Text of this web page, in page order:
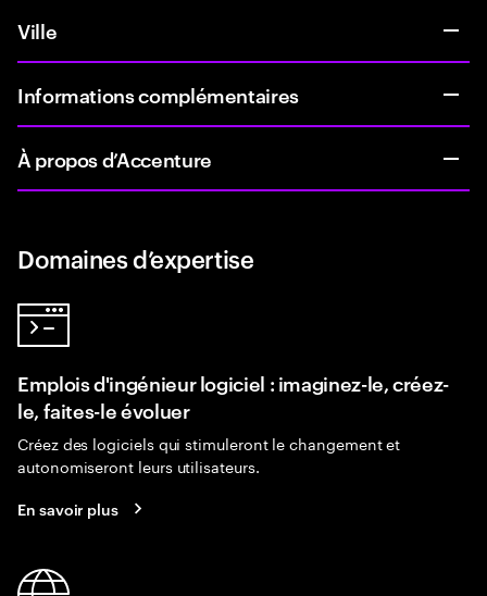
Ville
Informations complémentaires
À propos d’Accenture
Domaines d’expertise
Emplois d'ingénieur logiciel : imaginez-le, créez-
le, faites-le évoluer
Créez des logiciels qui stimuleront le changement et
autonomiseront leurs utilisateurs.
En savoir plus